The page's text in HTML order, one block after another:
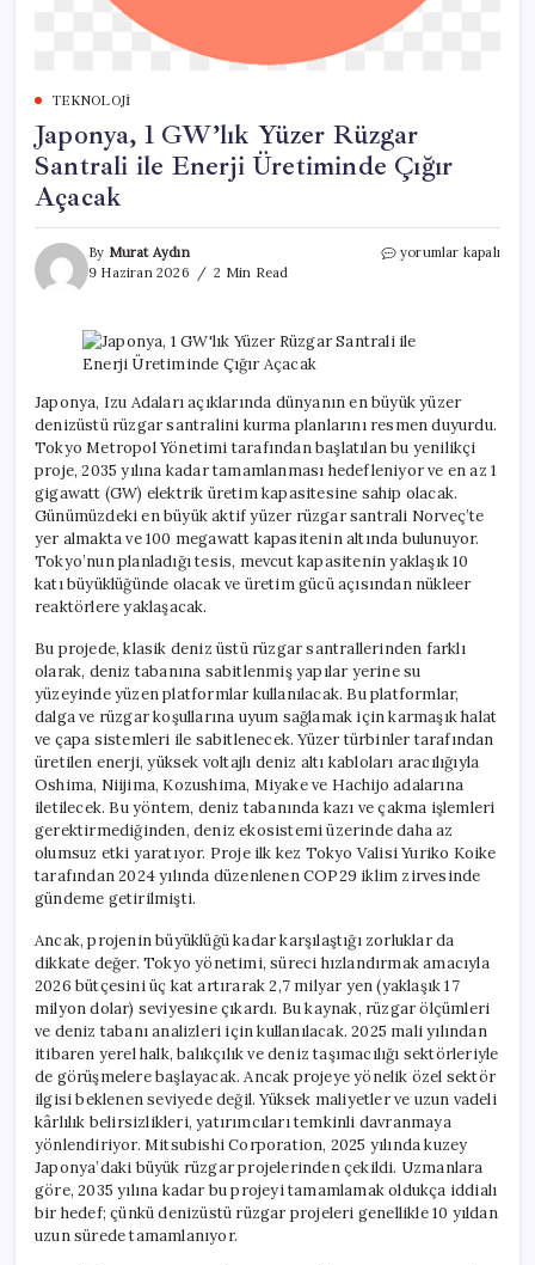
TEKNOLOJI
Japonya, 1 GW’lık Yüzer Rüzgar
Santrali ile Enerji Üretiminde Çığır
Açacak
By Murat Aydın
9 Haziran 2026
2 Min Read
Japonya,
Rüzgar
Santrali
Enerji
Üretiminde
Çığır
Açacak
için
yorumlar kapalı
Japonya, Izu Adaları açıklarında dünyanın en büyük yüzer
denizüstü rüzgar santralini kurma planlarını resmen duyurdu.
Tokyo Metropol Yönetimi tarafından başlatılan bu yenilikçi
proje, 2035 yılına kadar tamamlanması hedefleniyor ve en az 1
gigawatt (GW) elektrik üretim kapasitesine sahip olacak.
Günümüzdeki en büyük aktif yüzer rüzgar santrali Norveç’te
yer almakta ve 100 megawatt kapasitenin altında bulunuyor.
Tokyo’nun planladığı tesis, mevcut kapasitenin yaklaşık 10
katı büyüklüğünde olacak ve üretim gücü açısından nükleer
reaktörlere yaklaşacak.
Bu projede, klasik deniz üstü rüzgar santrallerinden farklı
olarak, deniz tabanına sabitlenmiş yapılar yerine su
yüzeyinde yüzen platformlar kullanılacak. Bu platformlar,
dalga ve rüzgar koşullarına uyum sağlamak için karmaşık halat
ve çapa sistemleri ile sabitlenecek. Yüzer türbinler tarafından
üretilen enerji, yüksek voltajlı deniz altı kabloları aracılığıyla
Oshima, Niijima, Kozushima, Miyake ve Hachijo adalarına
iletilecek. Bu yöntem, deniz tabanında kazı ve çakma işlemleri
gerektirmediğinden, deniz ekosistemi üzerinde daha az
olumsuz etki yaratıyor. Proje ilk kez Tokyo Valisi Yuriko Koike
tarafından 2024 yılında düzenlenen COP29 iklim zirvesinde
gündeme getirilmişti.
Ancak, projenin büyüklüğü kadar karşılaştığı zorluklar da
dikkate değer. Tokyo yönetimi, süreci hızlandırmak amacıyla
2026 bütçesini üç kat artırarak 2,7 milyar yen (yaklaşık 17
milyon dolar) seviyesine çıkardı. Bu kaynak, rüzgar ölçümleri
ve deniz tabanı analizleri için kullanılacak. 2025 mali yılından
itibaren yerel halk, balıkçılık ve deniz taşımacılığı sektörleriyle
de görüşmelere başlayacak. Ancak projeye yönelik özel sektör
ilgisi beklenen seviyede değil. Yüksek maliyetler ve uzun vadeli
kârlılık belirsizlikleri, yatırımcıları temkinli davranmaya
yönlendiriyor. Mitsubishi Corporation, 2025 yılında kuzey
Japonya’daki büyük rüzgar projelerinden çekildi. Uzmanlara
göre, 2035 yılına kadar bu projeyi tamamlamak oldukça iddialı
bir hedef; çünkü denizüstü rüzgar projeleri genellikle 10 yıldan
uzun sürede tamamlanıyor.